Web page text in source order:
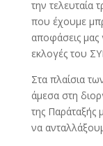
την τελευταία
που έχουμε
αποφάσεις μας
εκλογές του
Στα πλαίσια
άμεσα στη
της Παράταξής
να